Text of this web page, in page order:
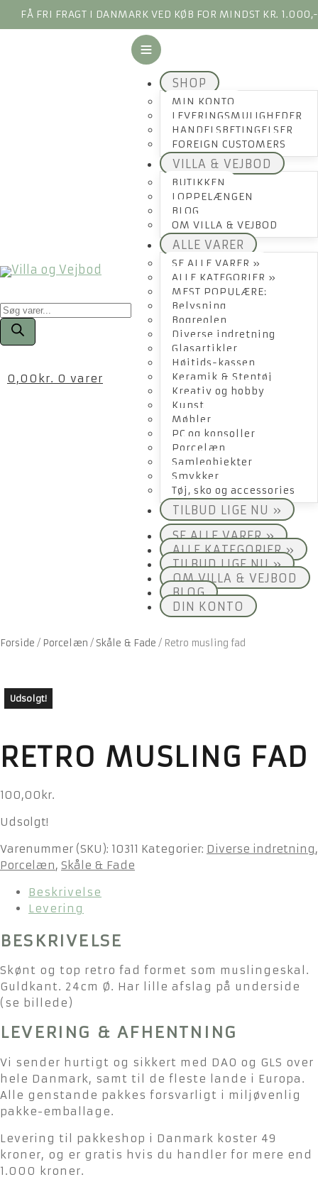
FÅ FRI FRAGT I DANMARK VED KØB FOR MINDST KR. 1.000,-
Products
search
0,00 kr. 0 varer
SHOP
MIN KONTO
LEVERINGSMULIGHEDER
HANDELSBETINGELSER
FOREIGN CUSTOMERS
VILLA & VEJBOD
BUTIKKEN
LOPPELÆNGEN
BLOG
OM VILLA & VEJBOD
ALLE VARER
SE ALLE VARER »
ALLE KATEGORIER »
MEST POPULÆRE:
Belysning
Bogreolen
Diverse indretning
Glasartikler
Højtids-kassen
Keramik & Stentøj
Kreativ og hobby
Kunst
Møbler
PC og konsoller
Porcelæn
Samleobjekter
Smykker
Tøj, sko og accessories
TILBUD LIGE NU »
SE ALLE VARER »
ALLE KATEGORIER »
TILBUD LIGE NU »
OM VILLA & VEJBOD
BLOG
DIN KONTO
Forside / Porcelæn / Skåle & Fade / Retro musling fad
Udsolgt!
RETRO MUSLING FAD
100,00 kr.
Udsolgt!
Varenummer (SKU): 10311 Kategorier: Diverse indretning,
Porcelæn, Skåle & Fade
Beskrivelse
Levering
BESKRIVELSE
Skønt og top retro fad formet som muslingeskal.
Guldkant. 24cm Ø. Har lille afslag på underside
(se billede)
LEVERING & AFHENTNING
Vi sender hurtigt og sikkert med DAO og GLS over
hele Danmark, samt til de fleste lande i Europa.
Alle genstande pakkes forsvarligt i miljøvenlig
pakke-emballage.
Levering til pakkeshop i Danmark koster 49
kroner, og er gratis hvis du handler for mere end
1.000 kroner.